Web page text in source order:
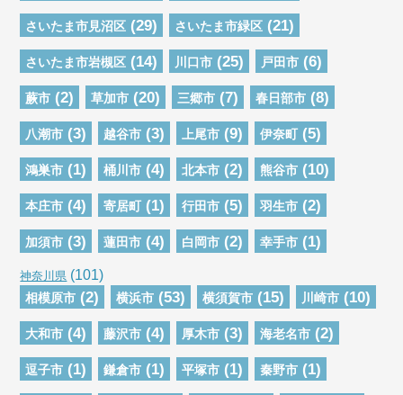
さいたま市見沼区 (29) さいたま市緑区 (21)
さいたま市岩槻区 (14) 川口市 (25) 戸田市 (6)
蕨市 (2) 草加市 (20) 三郷市 (7) 春日部市 (8)
八潮市 (3) 越谷市 (3) 上尾市 (9) 伊奈町 (5)
鴻巣市 (1) 桶川市 (4) 北本市 (2) 熊谷市 (10)
本庄市 (4) 寄居町 (1) 行田市 (5) 羽生市 (2)
加須市 (3) 蓮田市 (4) 白岡市 (2) 幸手市 (1)
神奈川県 (101)
相模原市 (2) 横浜市 (53) 横須賀市 (15) 川崎市 (10)
大和市 (4) 藤沢市 (4) 厚木市 (3) 海老名市 (2)
逗子市 (1) 鎌倉市 (1) 平塚市 (1) 秦野市 (1)